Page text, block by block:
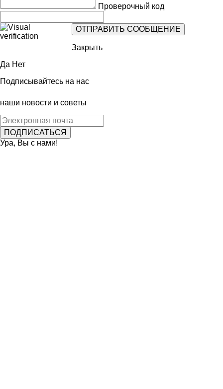
Проверочный код
Закрыть
Да Нет
Подписывайтесь на нас
наши новости и советы
Ура, Вы с нами!